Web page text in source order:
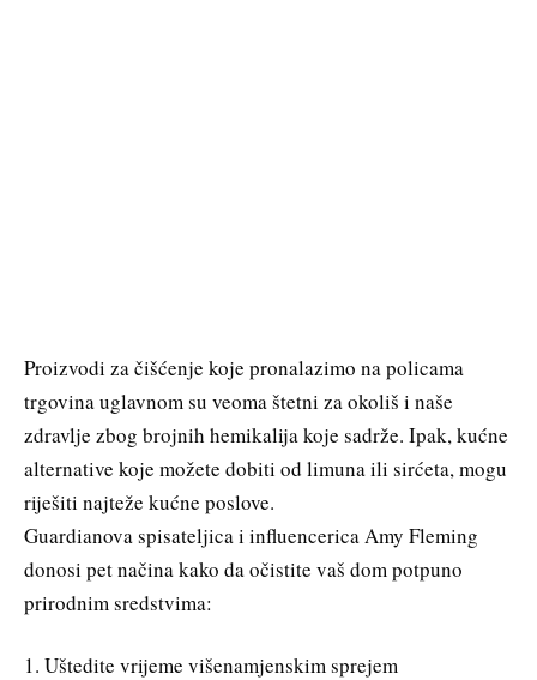
Proizvodi za čišćenje koje pronalazimo na policama
trgovina uglavnom su veoma štetni za okoliš i naše
zdravlje zbog brojnih hemikalija koje sadrže. Ipak, kućne
alternative koje možete dobiti od limuna ili sirćeta, mogu
riješiti najteže kućne poslove.
Guardianova spisateljica i influencerica Amy Fleming
donosi pet načina kako da očistite vaš dom potpuno
prirodnim sredstvima:
1. Uštedite vrijeme višenamjenskim sprejem